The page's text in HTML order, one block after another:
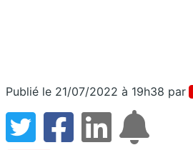
Publié le 21/07/2022 à 19h38 par